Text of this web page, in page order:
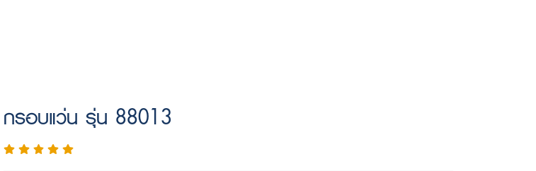
กรอบแว่น รุ่น 88013